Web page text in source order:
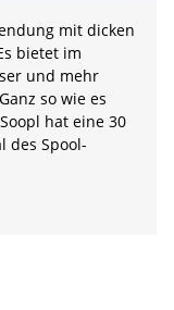
mit dicken
bietet im
und mehr
so wie es
hat eine 30
des Spool-